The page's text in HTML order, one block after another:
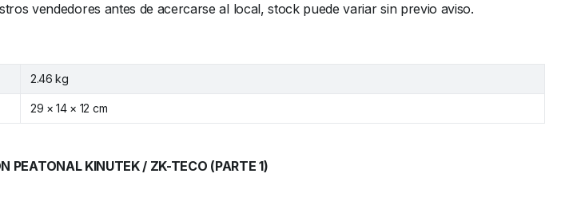
vendedores antes de acercarse al local, stock puede variar sin previo aviso.
2.46 kg
29 × 14 × 12 cm
PEATONAL KINUTEK / ZK-TECO (PARTE 1)